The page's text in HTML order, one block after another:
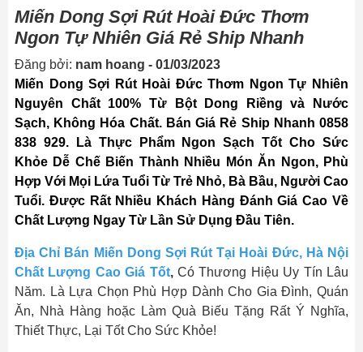
Miến Dong Sợi Rút Hoài Đức Thơm
Ngon Tự Nhiên Giá Rẻ Ship Nhanh
Đăng bởi: nam hoang - 01/03/2023
Miến Dong Sợi Rút Hoài Đức Thơm Ngon Tự Nhiên
Nguyên Chất 100% Từ Bột Dong Riềng và Nước
Sạch, Không Hóa Chất. Bán Giá Rẻ Ship Nhanh 0858
838 929. Là Thực Phẩm Ngon Sạch Tốt Cho Sức
Khỏe Dễ Chế Biến Thành Nhiều Món Ăn Ngon, Phù
Hợp Với Mọi Lứa Tuổi Từ Trẻ Nhỏ, Bà Bầu, Người Cao
Tuổi. Được Rất Nhiều Khách Hàng Đánh Giá Cao Về
Chất Lượng Ngay Từ Lần Sử Dụng Đầu Tiên.
Địa Chỉ Bán Miến Dong Sợi Rút Tại Hoài Đức, Hà Nội
Chất Lượng Cao Giá Tốt,Có Thương Hiệu Uy Tín Lâu
Năm. Là Lựa Chọn Phù Hợp Dành Cho Gia Đình, Quán
Ăn, Nhà Hàng hoặc Làm Quà Biếu Tặng Rất Ý Nghĩa,
Thiết Thực, Lại Tốt Cho Sức Khỏe!